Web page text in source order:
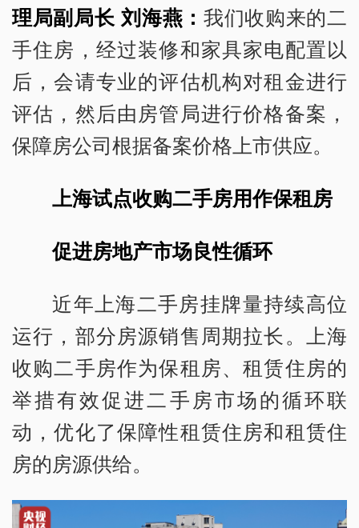
理局副局长 刘海燕： 我们收购来的二
手住房，经过装修和家具家电配置以
后，会请专业的评估机构对租金进行
评估，然后由房管局进行价格备案，
保障房公司根据备案价格上市供应。
上海试点收购二手房用作保租房
促进房地产市场良性循环
近年上海二手房挂牌量持续高位
运行，部分房源销售周期拉长。上海
收购二手房作为保租房、租赁住房的
举措有效促进二手房市场的循环联
动，优化了保障性租赁住房和租赁住
房的房源供给。